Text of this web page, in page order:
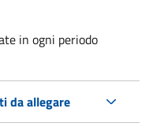
in ogni periodo
da allegare